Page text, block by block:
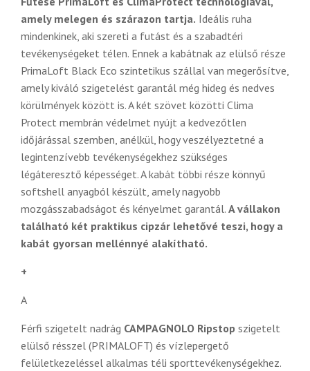
amely melegen és szárazon tartja. Ideális ruha
mindenkinek, aki szereti a futást és a szabadtéri
tevékenységeket télen. Ennek a kabátnak az elülső része
PrimaLoft Black Eco szintetikus szállal van megerősítve,
amely kiváló szigetelést garantál még hideg és nedves
körülmények között is. A két szövet közötti Clima
Protect membrán védelmet nyújt a kedvezőtlen
időjárással szemben, anélkül, hogy veszélyeztetné a
legintenzívebb tevékenységekhez szükséges
légáteresztő képességet. A kabát többi része könnyű
softshell anyagból készült, amely nagyobb
mozgásszabadságot és kényelmet garantál. A vállakon
található két praktikus cipzár lehetővé teszi, hogy a
kabát gyorsan mellénnyé alakítható.
+
A
Férfi szigetelt nadrág CAMPAGNOLO Ripstop szigetelt
elülső résszel (PRIMALOFT) és vízlepergető
felületkezeléssel alkalmas téli sporttevékenységekhez.